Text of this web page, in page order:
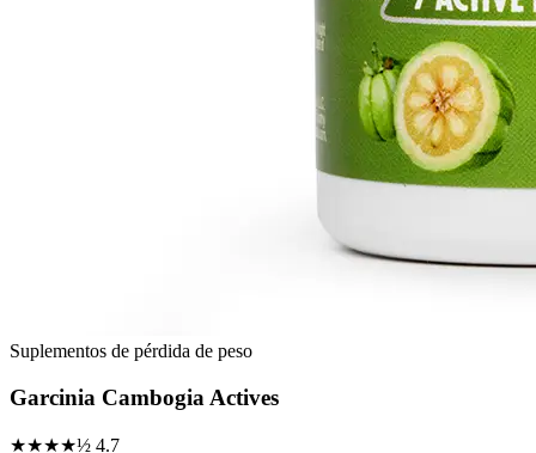
Suplementos de pérdida de peso
Garcinia Cambogia Actives
★★★★½ 4.7